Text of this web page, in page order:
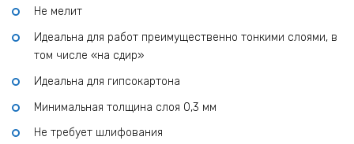
Не мелит
Идеальна для работ преимущественно тонкими слоями, в
том числе «на сдир»
Идеальна для гипсокартона
Минимальная толщина слоя 0,3 мм
Не требует шлифования